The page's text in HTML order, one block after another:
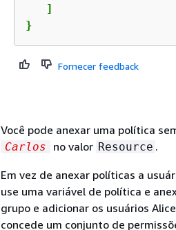
   ]
}
Fornecer feedback
Você pode anexar uma política
Carlos no valor Resource .
Em vez de anexar políticas a
use uma variável de política e
grupo e adicionar os usuários
concede um conjunto de